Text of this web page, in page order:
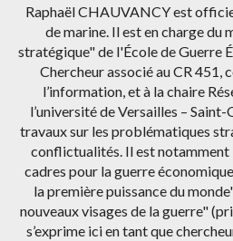
Raphaël CHAUVANCY est
de marine. Il est en charge du
stratégique" de l'École de Guerre
Chercheur associé au CR 451,
l’information, et à la chaire
l’université de Versailles –
travaux sur les problématiques
conflictualités. Il est notamment
cadres pour la guerre
la première puissance du
nouveaux visages de la guerre"
s’exprime ici en tant que